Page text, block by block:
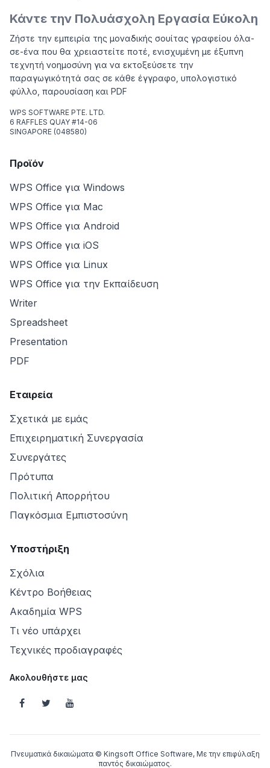
Κάντε την Πολυάσχολη Εργασία Εύκολη
Ζήστε την εμπειρία της μοναδικής σουίτας γραφείου όλα-
σε-ένα που θα χρειαστείτε ποτέ, ενισχυμένη με έξυπνη
τεχνητή νοημοσύνη για να εκτοξεύσετε την
παραγωγικότητά σας σε κάθε έγγραφο, υπολογιστικό
φύλλο, παρουσίαση και PDF
WPS SOFTWARE PTE. LTD.
6 RAFFLES QUAY #14-06
SINGAPORE (048580)
Προϊόν
WPS Office για Windows
WPS Office για Mac
WPS Office για Android
WPS Office για iOS
WPS Office για Linux
WPS Office για την Εκπαίδευση
Writer
Spreadsheet
Presentation
PDF
Εταιρεία
Σχετικά με εμάς
Επιχειρηματική Συνεργασία
Συνεργάτες
Πρότυπα
Πολιτική Απορρήτου
Παγκόσμια Εμπιστοσύνη
Υποστήριξη
Σχόλια
Κέντρο Βοήθειας
Ακαδημία WPS
Τι νέο υπάρχει
Τεχνικές προδιαγραφές
Ακολουθήστε μας
Πνευματικά δικαιώματα © Kingsoft Office Software, Με την επιφύλαξη
παντός δικαιώματος.